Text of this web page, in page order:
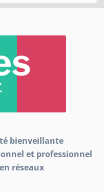
bienveillante
et professionnel
réseaux